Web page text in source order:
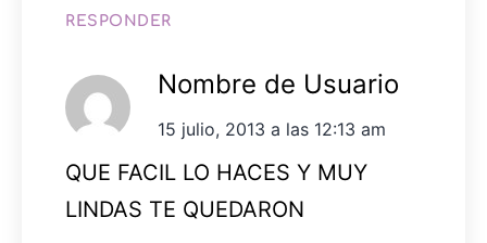
RESPONDER
Nombre de Usuario
15 julio, 2013 a las 12:13 am
QUE FACIL LO HACES Y MUY
LINDAS TE QUEDARON